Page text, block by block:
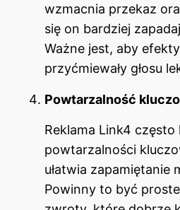
wzmacnia przekaz
się on bardziej
Ważne jest, aby
przyćmiewały głosu
Powtarzalność
Reklama Link4
powtarzalności
ułatwia zapamiętanie
Powinny to być